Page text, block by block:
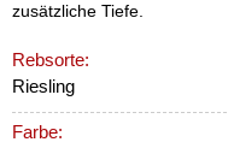
zusätzliche Tiefe.
Rebsorte:
Riesling
Farbe: